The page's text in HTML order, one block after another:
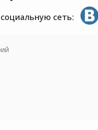
сеть: